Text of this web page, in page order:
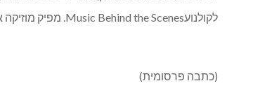
לקולנועMusic Behind the Scenes. מפיק מוזיקה אלקטרונית.
(כתבה פרסומית)